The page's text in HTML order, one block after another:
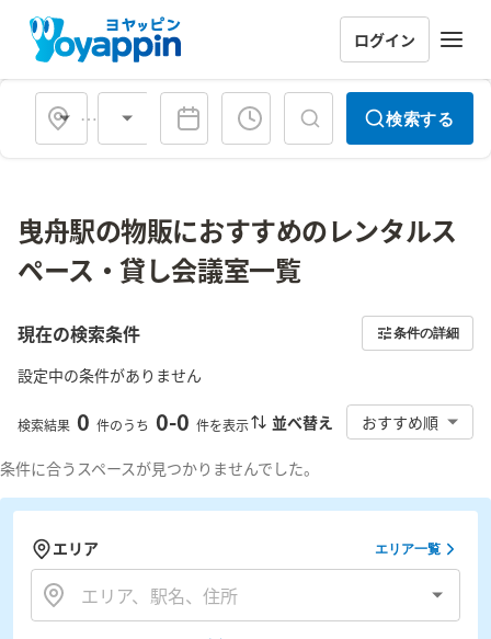
ログイン
会場タイプ 検索する
曳舟駅の物販におすすめのレンタルス
ペース・貸し会議室一覧
現在の検索条件 条件の詳細
設定中の条件がありません
検索結果 0 件のうち 0-0 件を表示 並べ替え おすすめ順
条件に合うスペースが見つかりませんでした。
エリア エリア一覧